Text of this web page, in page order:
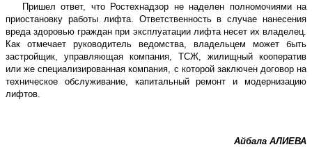
Пришел ответ, что Ростехнадзор не наделен полномочиями на
приостановку работы лифта. Ответственность в случае нанесения
вреда здоровью граждан при эксплуатации лифта несет их владелец.
Как отмечает руководитель ведомства, владельцем может быть
застройщик, управляющая компания, ТСЖ, жилищный кооператив
или же специализированная компания, с которой заключен договор на
техническое обслуживание, капитальный ремонт и модернизацию
лифтов.
Айбала АЛИЕВА